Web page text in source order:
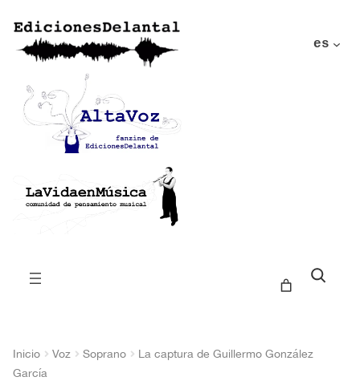
es
Buscar
Inicio Voz Soprano
La captura de Guillermo González
García